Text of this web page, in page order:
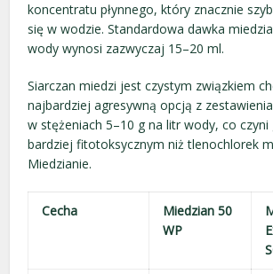
koncentratu płynnego, który znacznie
się w wodzie. Standardowa dawka
wody wynosi zazwyczaj 15–20 ml.
Siarczan miedzi jest czystym związkiem
najbardziej agresywną opcją z
w stężeniach 5–10 g na litr wody, co czyni
bardziej fitotoksycznym niż tlenochlorek
Miedzianie.
Cecha
Miedzian 50
WP